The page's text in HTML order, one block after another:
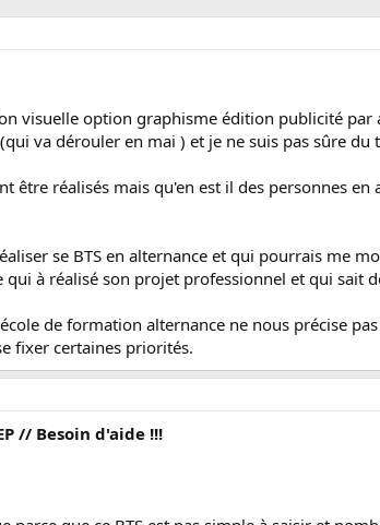
visuelle option graphisme édition publicité par
va dérouler en mai ) et je ne suis pas sûre du
être réalisés mais qu'en est il des personnes
se BTS en alternance et qui pourrais me
à réalisé son projet professionnel et qui sait
de formation alternance ne nous précise
fixer certaines priorités.
// Besoin d'aide !!!